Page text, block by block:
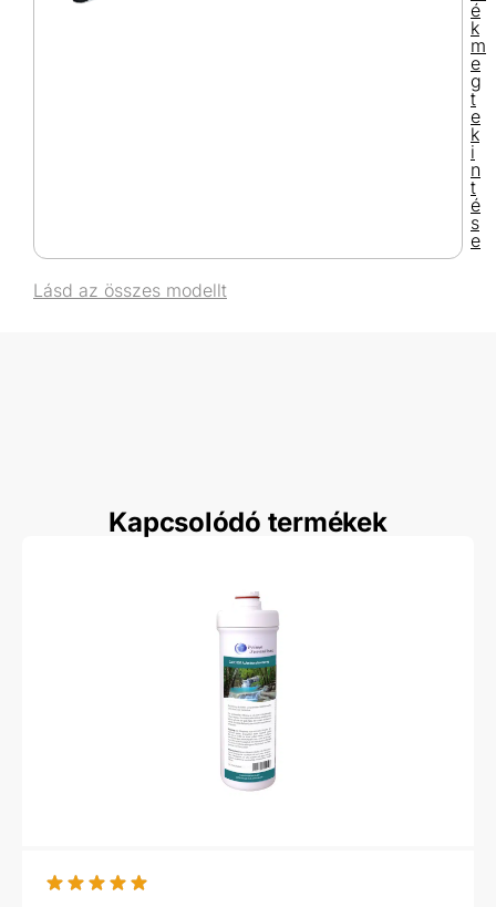
é
k
m
e
g
t
e
k
i
n
t
é
s
e
Lásd az összes modellt
Kapcsolódó termékek